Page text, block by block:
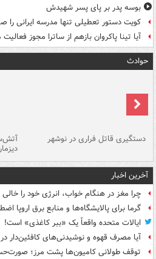
بوسه‌ پدر بر پای پسر شهیدش
کویت دستور تعطیلی تنها مدرسه ایرانی را
آیا تینا پاکروان بازهم از ساترا مجوز
حوادث
دستگیری قاتل فراری در نوشهر
آخرین اخبار
چرا مغز در هنگام خواب، انرژی خود را
گرما برای پالایشگاه‌ها و منابع برق اروپا
ایالات متحده واقعاً یک «ببر کاغذی» است!
آیا مصرف قهوه و نوشیدنی‌های کافئین‌دار
توقف طولانی کامیون‌ها پشت مرز؛